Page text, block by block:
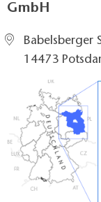
GmbH
Babelsberger
14473